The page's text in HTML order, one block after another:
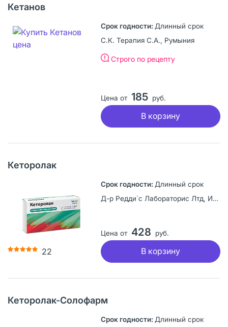
Кетанов
Длинный срок
C.К. Терапия С.А., Румыния
Строго по рецепту
Цена от 185 руб.
В корзину
Кеторолак
22
Длинный срок
Д-р Редди`с Лабораторис Лтд, Индия
Цена от 428 руб.
В корзину
Кеторолак-Солофарм
Длинный срок